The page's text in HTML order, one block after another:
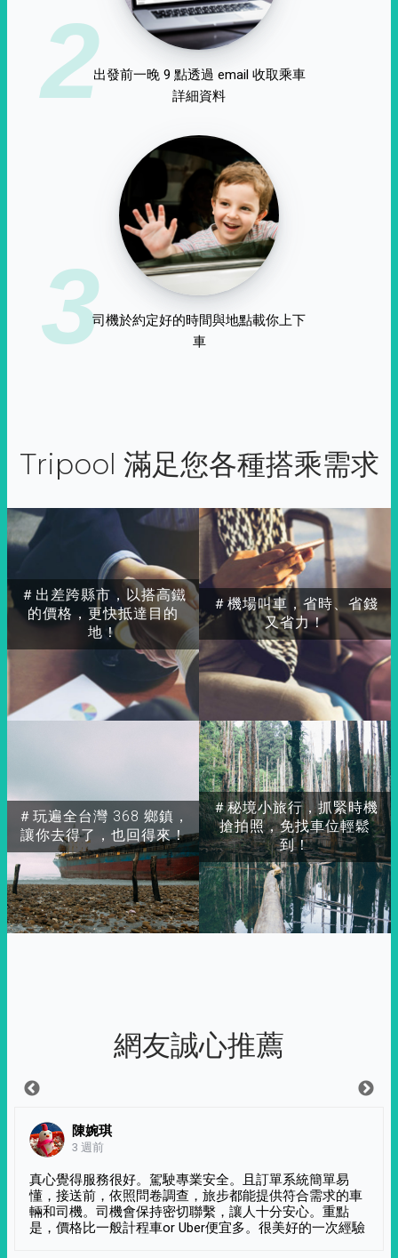
2出發前一晚 9 點透過 email 收取乘車
詳細資料
3司機於約定好的時間與地點載你上下
車
Tripool 滿足您各種搭乘需求
＃出差跨縣市，以搭高鐵
的價格，更快抵達目的
地！
＃玩遍全台灣 368 鄉鎮，
讓你去得了，也回得來！
＃秘境小旅行，抓緊時機
搶拍照，免找車位輕鬆
到！
＃機場叫車，省時、省錢
又省力！
網友誠心推薦
陳婉琪
3 週前
真心覺得服務很好。駕駛專業安全。且訂單系統簡單易
懂，接送前，依照問卷調查，旅步都能提供符合需求的車
輛和司機。司機會保持密切聯繫，讓人十分安心。重點
是，價格比一般計程車or Uber便宜多。很美好的一次經驗